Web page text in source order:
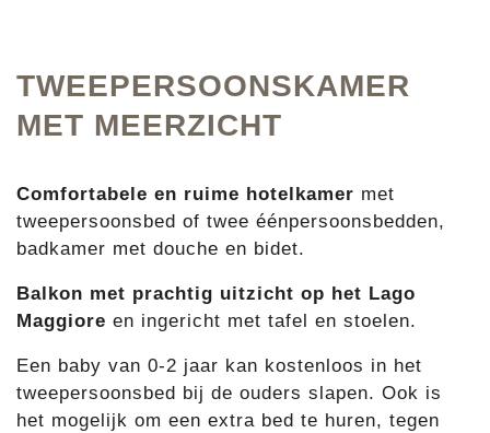
TWEEPERSOONSKAMER
MET MEERZICHT
Comfortabele en ruime hotelkamer met
tweepersoonsbed of twee éénpersoonsbedden,
badkamer met douche en bidet.
Balkon met prachtig uitzicht op het Lago
Maggiore en ingericht met tafel en stoelen.
Een baby van 0-2 jaar kan kostenloos in het
tweepersoonsbed bij de ouders slapen. Ook is
het mogelijk om een extra bed te huren, tegen